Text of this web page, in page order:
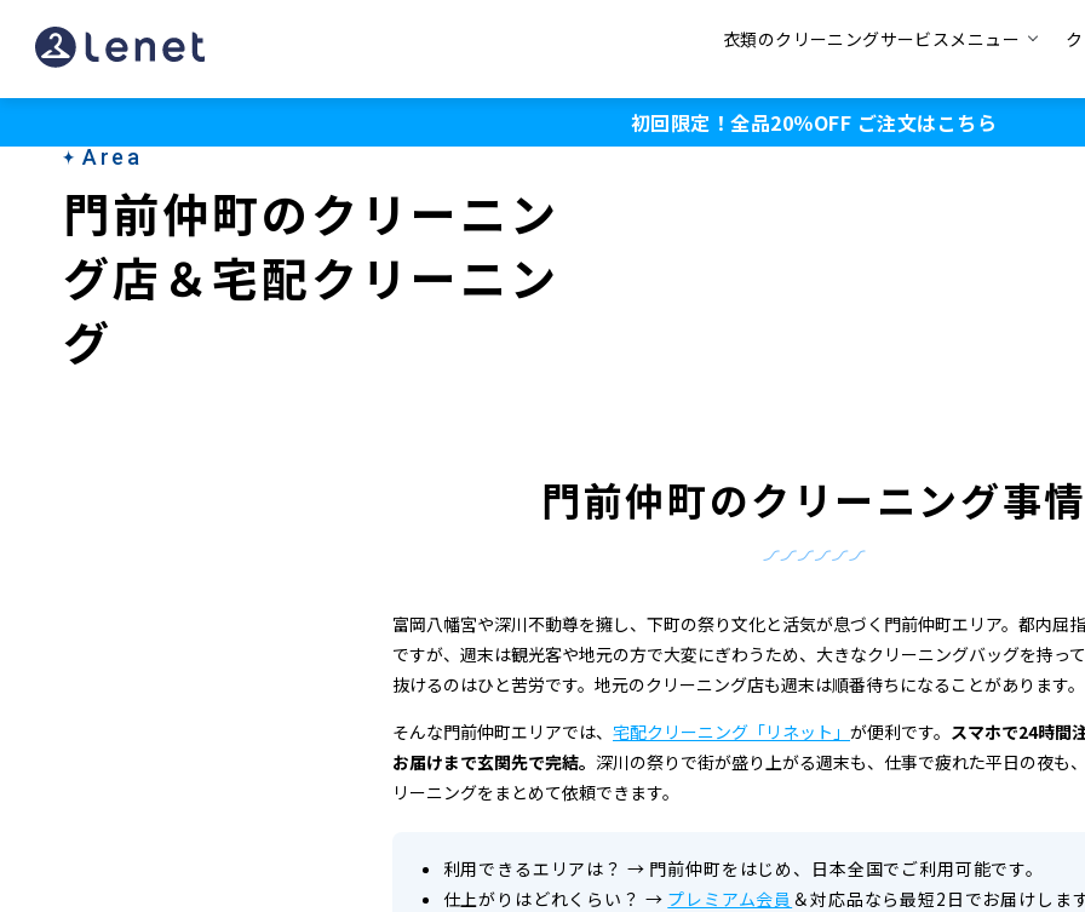
門
前
衣類のクリーニングサービスメニュー
初回限定！全品20％OFF ご注文はこちら
Area
門前仲町のクリーニン
グ店＆宅配クリーニン
グ
門前仲町のクリーニング事情
富岡八幡宮や深川不動尊を擁し、下町の祭り文化と活気が息づく門前仲町エリア。都内屈
ですが、週末は観光客や地元の方で大変にぎわうため、大きなクリーニングバッグを持っ
抜けるのはひと苦労です。地元のクリーニング店も週末は順番待ちになることがあります。
そんな門前仲町エリアでは、 宅配クリーニング「リネット」 が便利です。 スマホで24時間
お届けまで玄関先で完結。 深川の祭りで街が盛り上がる週末も、仕事で疲れた平日の夜も
リーニングをまとめて依頼できます。
利用できるエリアは？ → 門前仲町をはじめ、日本全国でご利用可能です。
仕上がりはどれくらい？ → プレミアム会員 ＆対応品なら最短2日でお届けします